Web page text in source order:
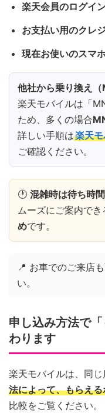
楽天会員のログイ
お支払い用のクレ
現在お使いのスマ
他社から乗り換え
楽天モバイルは「
ため、多くの場合
詳しい手順は楽天
ご確認ください。
🕐 混雑時は待ち時
ムーズにご案内でき
めです。
📍 お車でのご来店
い。
申し込み方法で
わります
楽天モバイルは、同
法によって、もらえ
比較をご覧ください。